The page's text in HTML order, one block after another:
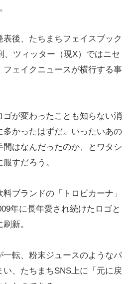
後、たちまちフェイスブック
、ツィッター（現X）ではニセ
フェイクニュースが横行する事
ゴが変わったことも知らない消
多かったはずだ。いったいあの
間はなんだったのか、とワタシ
すだろう。
ブランドの「トロピカーナ」
年に長年愛され続けたロゴと
新。
一転、粉末ジュースのようなパ
い、たちまちSNS上に「元に戻